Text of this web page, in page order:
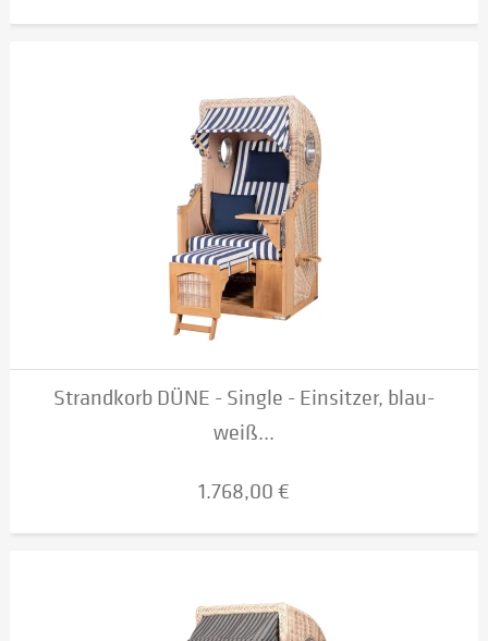
Strandkorb DÜNE - Single - Einsitzer, blau-
weiß...
1.768,00 €